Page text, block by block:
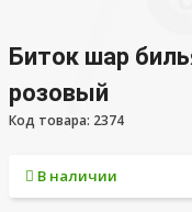
Биток шар
розовый
Код товара: 2374
В наличии